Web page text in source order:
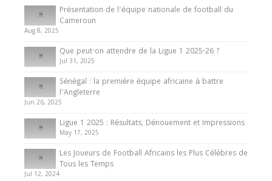
Tout ce que vous devez savoir sur la Coupe
d’Afrique des Nations
10 May 2024
Internationales
Présentation de l’équipe nationale de football
du Cameroun
8 August 2025
Présentation de l’équipe nationale de football du
Cameroun
Aug 8, 2025
Que peut-on attendre de la Ligue 1 2025-26 ?
Jul 31, 2025
Sénégal : la première équipe africaine à battre
l’Angleterre
Jun 26, 2025
Ligue 1 2025 : Résultats, Dénouement et Impressions
May 17, 2025
Les Joueurs de Football Africains les Plus Célèbres de
Tous les Temps
Jul 12, 2024